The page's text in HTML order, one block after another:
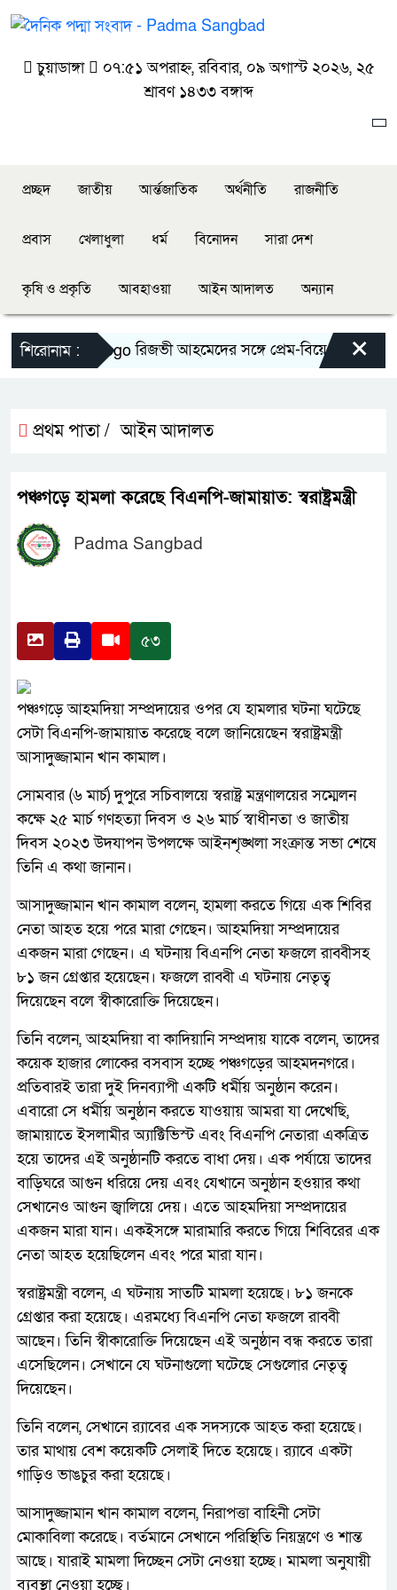
চুয়াডাঙ্গা
০৭:৫১ অপরাহ্ন, রবিবার, ০৯ অগাস্ট ২০২৬, ২৫
শ্রাবণ ১৪৩৩ বঙ্গাব্দ
প্রচ্ছদ জাতীয় আর্ন্তজাতিক অর্থনীতি রাজনীতি
প্রবাস খেলাধুলা ধর্ম বিনোদন সারা দেশ
কৃষি ও প্রকৃতি আবহাওয়া আইন আদালত অন্যান
শিরোনাম : রিজভী আহমেদের সঙ্গে প্রেম-বিয়ে নিয়ে যা×
প্রথম পাতা / আইন আদালত
পঞ্চগড়ে হামলা করেছে বিএনপি-জামায়াত: স্বরাষ্ট্রমন্ত্রী
Padma Sangbad
৫৩
পঞ্চগড়ে আহমদিয়া সম্প্রদায়ের ওপর যে হামলার ঘটনা ঘটেছে
সেটা বিএনপি-জামায়াত করেছে বলে জানিয়েছেন স্বরাষ্ট্রমন্ত্রী
আসাদুজ্জামান খান কামাল।
সোমবার (৬ মার্চ) দুপুরে সচিবালয়ে স্বরাষ্ট্র মন্ত্রণালয়ের সম্মেলন
কক্ষে ২৫ মার্চ গণহত্যা দিবস ও ২৬ মার্চ স্বাধীনতা ও জাতীয়
দিবস ২০২৩ উদযাপন উপলক্ষে আইনশৃঙ্খলা সংক্রান্ত সভা শেষে
তিনি এ কথা জানান।
আসাদুজ্জামান খান কামাল বলেন, হামলা করতে গিয়ে এক শিবির
নেতা আহত হয়ে পরে মারা গেছেন। আহমদিয়া সম্প্রদায়ের
একজন মারা গেছেন। এ ঘটনায় বিএনপি নেতা ফজলে রাব্বীসহ
৮১ জন গ্রেপ্তার হয়েছেন। ফজলে রাব্বী এ ঘটনায় নেতৃত্ব
দিয়েছেন বলে স্বীকারোক্তি দিয়েছেন।
তিনি বলেন, আহমদিয়া বা কাদিয়ানি সম্প্রদায় যাকে বলেন, তাদের
কয়েক হাজার লোকের বসবাস হচ্ছে পঞ্চগড়ের আহমদনগরে।
প্রতিবারই তারা দুই দিনব্যাপী একটি ধর্মীয় অনুষ্ঠান করেন।
এবারো সে ধর্মীয় অনুষ্ঠান করতে যাওয়ায় আমরা যা দেখেছি,
জামায়াতে ইসলামীর অ্যাক্টিভিস্ট এবং বিএনপি নেতারা একত্রিত
হয়ে তাদের এই অনুষ্ঠানটি করতে বাধা দেয়। এক পর্যায়ে তাদের
বাড়িঘরে আগুন ধরিয়ে দেয় এবং যেখানে অনুষ্ঠান হওয়ার কথা
সেখানেও আগুন জ্বালিয়ে দেয়। এতে আহমদিয়া সম্প্রদায়ের
একজন মারা যান। একইসঙ্গে মারামারি করতে গিয়ে শিবিরের এক
নেতা আহত হয়েছিলেন এবং পরে মারা যান।
স্বরাষ্ট্রমন্ত্রী বলেন, এ ঘটনায় সাতটি মামলা হয়েছে। ৮১ জনকে
গ্রেপ্তার করা হয়েছে। এরমধ্যে বিএনপি নেতা ফজলে রাব্বী
আছেন। তিনি স্বীকারোক্তি দিয়েছেন এই অনুষ্ঠান বন্ধ করতে তারা
এসেছিলেন। সেখানে যে ঘটনাগুলো ঘটেছে সেগুলোর নেতৃত্ব
দিয়েছেন।
তিনি বলেন, সেখানে র‌্যাবের এক সদস্যকে আহত করা হয়েছে।
তার মাথায় বেশ কয়েকটি সেলাই দিতে হয়েছে। র‌্যাবে একটা
গাড়িও ভাঙচুর করা হয়েছে।
আসাদুজ্জামান খান কামাল বলেন, নিরাপত্তা বাহিনী সেটা
মোকাবিলা করেছে। বর্তমানে সেখানে পরিস্থিতি নিয়ন্ত্রণে ও শান্ত
আছে। যারাই মামলা দিচ্ছেন সেটা নেওয়া হচ্ছে। মামলা অনুযায়ী
ব্যবস্থা নেওয়া হচ্ছে।